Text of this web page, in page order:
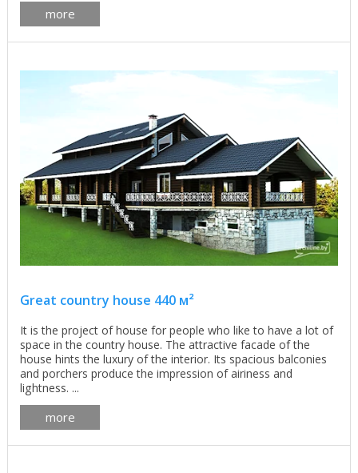
more
Great country house 440 м²
It is the project of house for people who like to have a lot of
space in the country house. The attractive facade of the
house hints the luxury of the interior. Its spacious balconies
and porchers produce the impression of airiness and
lightness. ...
more